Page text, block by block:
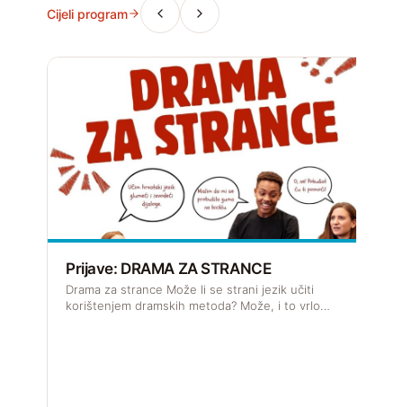
Cijeli program
Prijave: DRAMA ZA STRANCE
Drama za strance Može li se strani jezik učiti
korištenjem dramskih metoda? Može, i to vrlo…